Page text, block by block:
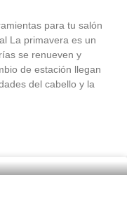
para tu salón
La primavera es un
se renueven y
de estación llegan
del cabello y la